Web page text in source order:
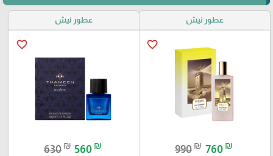
عطور نيش
favorite_border
990₪ 760 ₪
عطور نيش
favorite_border
630₪ 560 ₪